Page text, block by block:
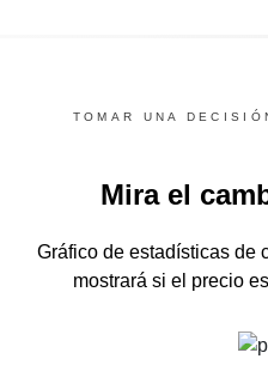
TOMAR UNA
Mira el
Gráfico de estadísticas de
mostrará si el precio